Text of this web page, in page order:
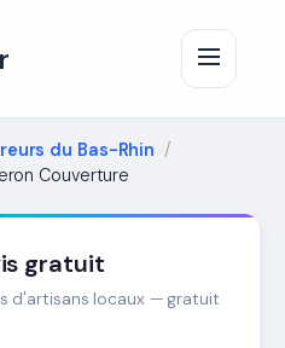
du Bas-Rhin
Couverture
gratuit
d'artisans locaux — gratuit